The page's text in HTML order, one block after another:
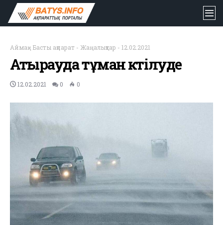
Аймақ- Басты ақпарат - Жаңалықтар - 12.02.2021
Атырауда тұман күтілуде
12.02.2021 0 0